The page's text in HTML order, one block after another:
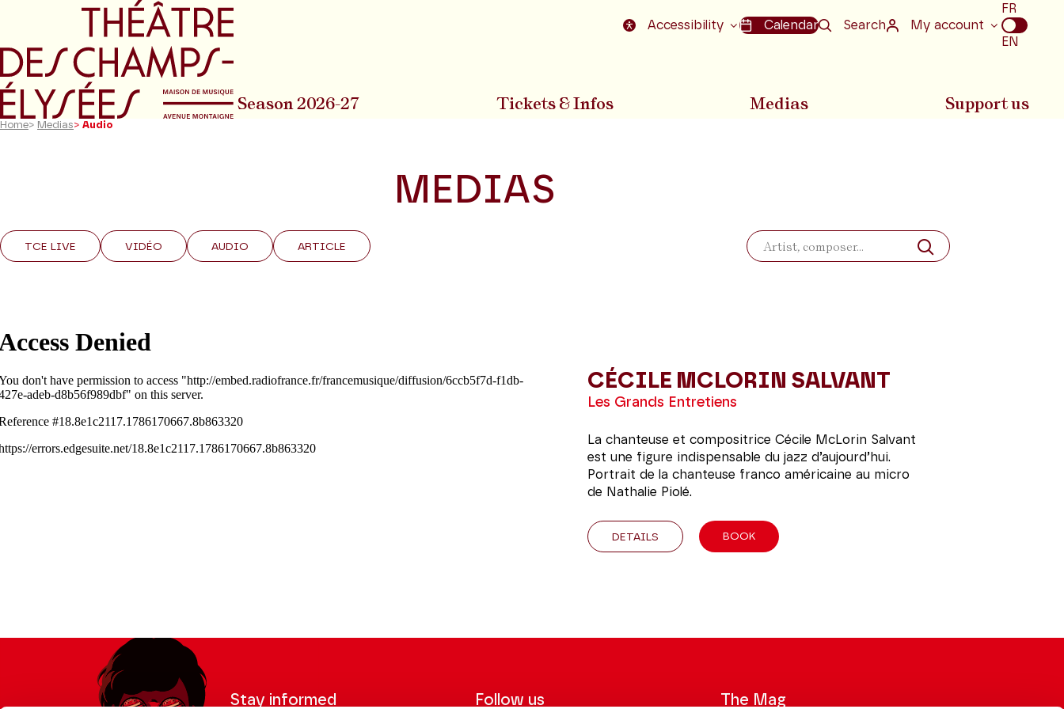
Go to main menu Go to content Accessibility Calendar Search My account
Choix
de
la
FR
EN
Season 2026-27 Tickets & Infos Medias Support us
Home> Medias> Audio
MEDIAS
TCE LIVE VIDÉO AUDIO ARTICLE
Search
CÉCILE MCLORIN SALVANT
Les Grands Entretiens
La chanteuse et compositrice Cécile McLorin Salvant
est une figure indispensable du jazz d’aujourd’hui.
Portrait de la chanteuse franco américaine au micro
de Nathalie Piolé.
DETAILS BOOK
Stay informed Follow us The Mag